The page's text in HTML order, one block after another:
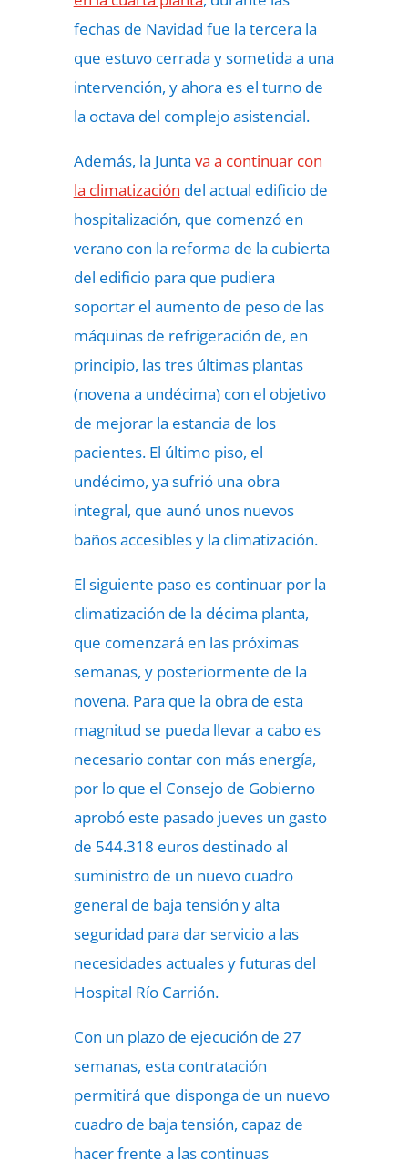
fechas de Navidad fue la tercera la
que estuvo cerrada y sometida a una
intervención, y ahora es el turno de
la octava del complejo asistencial.
Además, la Junta va a continuar con
la climatización del actual edificio de
hospitalización, que comenzó en
verano con la reforma de la cubierta
del edificio para que pudiera
soportar el aumento de peso de las
máquinas de refrigeración de, en
principio, las tres últimas plantas
(novena a undécima) con el objetivo
de mejorar la estancia de los
pacientes. El último piso, el
undécimo, ya sufrió una obra
integral, que aunó unos nuevos
baños accesibles y la climatización.
El siguiente paso es continuar por la
climatización de la décima planta,
que comenzará en las próximas
semanas, y posteriormente de la
novena. Para que la obra de esta
magnitud se pueda llevar a cabo es
necesario contar con más energía,
por lo que el Consejo de Gobierno
aprobó este pasado jueves un gasto
de 544.318 euros destinado al
suministro de un nuevo cuadro
general de baja tensión y alta
seguridad para dar servicio a las
necesidades actuales y futuras del
Hospital Río Carrión.
Con un plazo de ejecución de 27
semanas, esta contratación
permitirá que disponga de un nuevo
cuadro de baja tensión, capaz de
hacer frente a las continuas